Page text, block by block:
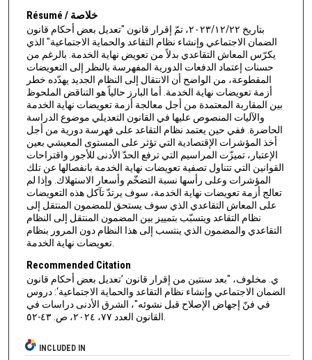
Résumé / خلاصة
بتاريخ ٢٠٢٣/١٢/٢٢، تمّ إقرار قانون "تعديل بعض أحكام قانون
الضمان الاجتماعي وإنشاء نظام التقاعد والحماية الاجتماعية" الذي
يكرّس المعاش التقاعدي بدلاً من تعويض نهاية الخدمة. بالرغم من
حسنات إعتماد الدفعات الدورية المفهرسة بالنظر إلى التعويضات
المقطوعة، من الواضح أن الانتقال إلى النظام الجديد يهدّده خطر
أزمة تعويضات نهاية الخدمة. أما البارز حالياً هو التناقض الملحوظ
بين المقاربة المعتمدة من أجل معالجة أزمة تعويضات نهاية الخدمة
والآليات المنصوص عليها في القانون التعديلي موضوع الدراسة
الحاضرة. ففي حين يعتمد نظام التقاعد على فهرسة دورية من أجل
أخذ المؤشرات الإقتصادية التي تؤثر على المستوى المعيشي بعين
الإعتبار، تميزّت المراسيم التي ترفع الحدّ الأدنى للأجور واقتراحات
القوانين التي تتناول تصفية تعويضات نهاية الخدمة بانفصالها عن تلك
المؤشرات وعلى رأسها نسبة التضخّم وأسعار الاستهلاك. وإذا لم
تعالج أزمة تعويضات نهاية الخدمة، سوف يرتدّ تآكل هذه التعويضات
على المعاش التقاعدي الذي سوف يستحق للمضمون المنتقل إلى
نظام التقاعد ويتسبّب بتمييز بين المضمون المنتقل إلى النظام
التقاعدي والمضمون الذي ينتسب إلى هذا النظام دون المرور بنظام
تعويضات نهاية الخدمة.
Recommended Citation
ي. مخلوف، "بعد سنتين من إقرار قانون ’تعديل بعض أحكام قانون
الضمان الاجتماعي وإنشاء نظام التقاعد والحماية الاجتماعية‘: دروس
في فنّ إجهاض الإصلاح قبل نشوئه"، الشرق الأدنى دراسات في
INCLUDED IN